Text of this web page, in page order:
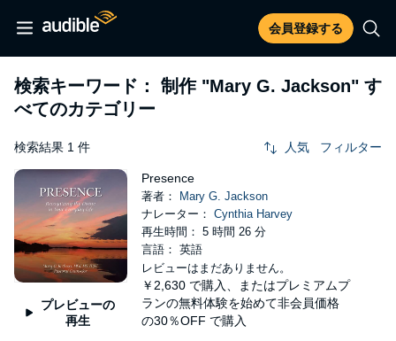
会員登録する
検索キーワード： 制作 "Mary G. Jackson" す
べてのカテゴリー
検索結果 1 件 人気 フィルター
プレビューの
再生
Presence
著者：
Mary G. Jackson
ナレーター： Cynthia Harvey
再生時間： 5 時間 26 分
言語： 英語
レビューはまだありません。
￥2,630 で購入、またはプレミアムプ
ランの無料体験を始めて非会員価格
の30％OFF で購入